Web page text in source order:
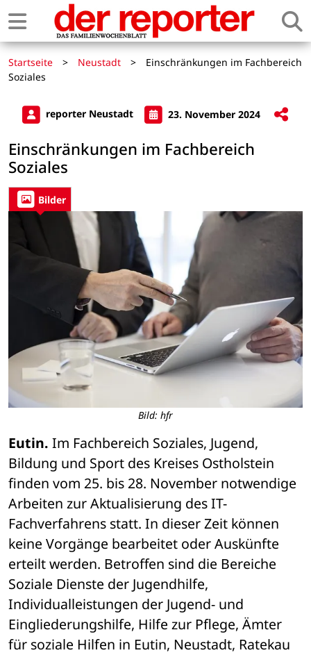
Startseite > Neustadt >
Einschränkungen im Fachbereich
Soziales
reporter Neustadt 23. November 2024
Einschränkungen im Fachbereich
Soziales
Bilder
Bild: hfr
Eutin. Im Fachbereich Soziales, Jugend,
Bildung und Sport des Kreises Ostholstein
finden vom 25. bis 28. November notwendige
Arbeiten zur Aktualisierung des IT-
Fachverfahrens statt. In dieser Zeit können
keine Vorgänge bearbeitet oder Auskünfte
erteilt werden. Betroffen sind die Bereiche
Soziale Dienste der Jugendhilfe,
Individualleistungen der Jugend- und
Eingliederungshilfe, Hilfe zur Pflege, Ämter
für soziale Hilfen in Eutin, Neustadt, Ratekau